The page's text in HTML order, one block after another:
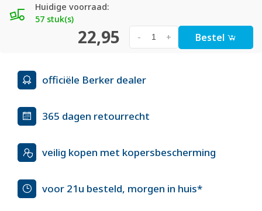
Huidige voorraad:
57 stuk(s)
22,95 +
- Bestel
officiële Berker dealer
365 dagen retourrecht
veilig kopen met kopersbescherming
voor 21u besteld, morgen in huis*